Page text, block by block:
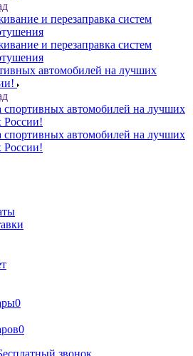
и перезаправка систем
и перезаправка систем
автомобилей на лучших
спортивных автомобилей на лучших
России!
спортивных автомобилей на лучших
России!
0
0
звонок